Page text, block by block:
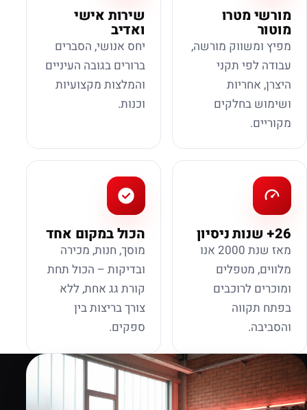
מורשי מטרו
מוטור
מפיץ ומשווק מורשה,
עבודה לפי תקני
היצרן, אחריות
ושימוש בחלקים
מקוריים.
שירות אישי
ואדיב
יחס אנושי, הסברים
ברורים בגובה העיניים
והמלצות מקצועיות
וכנות.
26+ שנות ניסיון
מאז שנת 2000 אנו
מלווים, מטפלים
ומוכרים לרוכבים
בפתח תקווה
והסביבה.
הכול במקום אחד
מוסך, חנות, מכירה
ובדיקות – הכול תחת
קורת גג אחת, ללא
צורך בריצות בין
ספקים.